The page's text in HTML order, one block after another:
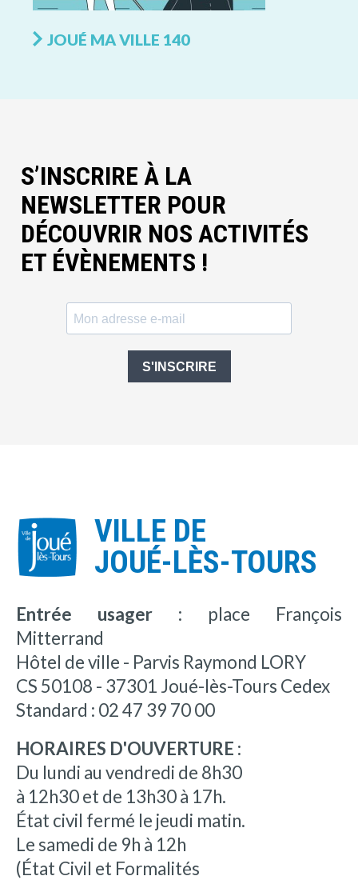
JOUÉ MA VILLE 140
S’INSCRIRE À LA
NEWSLETTER POUR
DÉCOUVRIR NOS ACTIVITÉS
ET ÉVÈNEMENTS !
S'INSCRIRE
VILLE DE
JOUÉ-LÈS-TOURS
Entrée usager : place François
Mitterrand
Hôtel de ville - Parvis Raymond LORY
CS 50108 - 37301 Joué-lès-Tours Cedex
Standard : 02 47 39 70 00
HORAIRES D'OUVERTURE :
Du lundi au vendredi de 8h30
à 12h30 et de 13h30 à 17h.
État civil fermé le jeudi matin.
Le samedi de 9h à 12h
(État Civil et Formalités